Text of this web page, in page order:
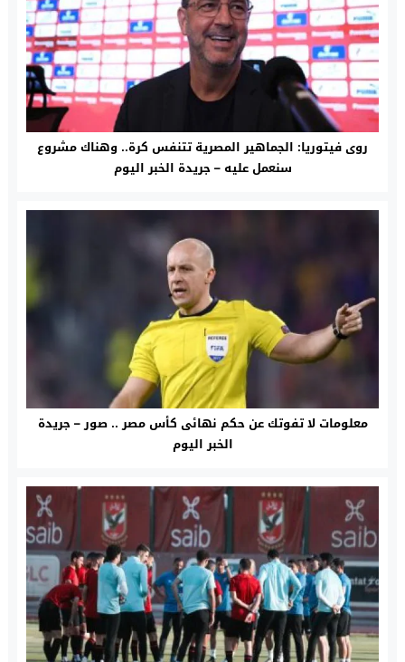
روى فيتوريا: الجماهير المصرية تتنفس كرة.. وهناك مشروع
سنعمل عليه – جريدة الخبر اليوم
معلومات لا تفوتك عن حكم نهائى كأس مصر .. صور – جريدة
الخبر اليوم